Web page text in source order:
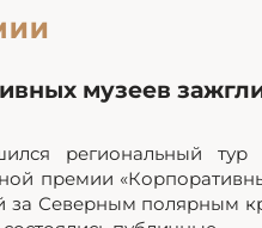
музеев
региональный тур
премии
за Северным полярным